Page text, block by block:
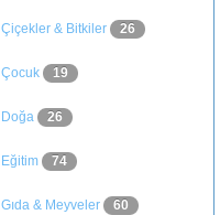
Çiçekler & Bitkiler 26
Çocuk 19
Doğa 26
Eğitim 74
Gıda & Meyveler 60